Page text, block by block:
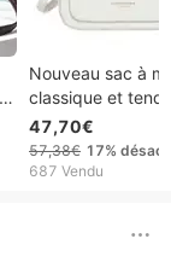
Nouveau sac à
classique et
sac bandoulière
polyvalent, sac
pour les trajets
47,70€
57,38€ 17%
687 Vendu